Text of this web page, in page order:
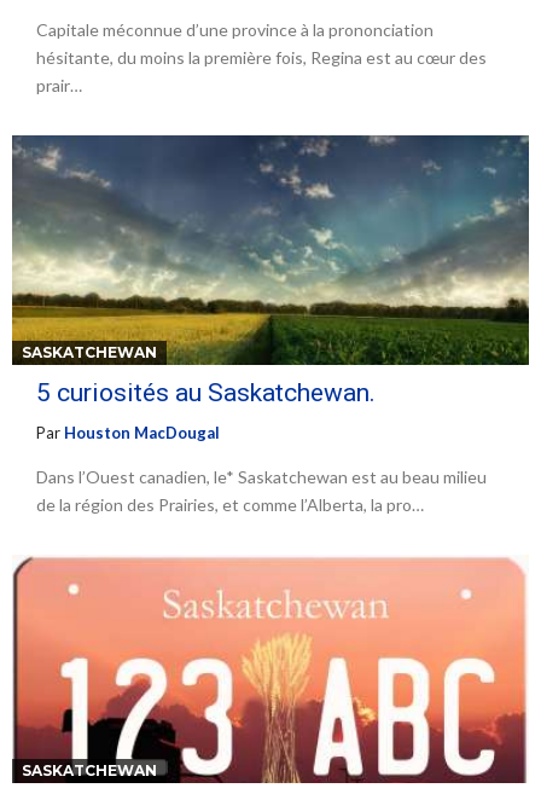
Capitale méconnue d’une province à la prononciation
hésitante, du moins la première fois, Regina est au cœur des
prair…
SASKATCHEWAN
5 curiosités au Saskatchewan.
Par Houston MacDougal
Dans l’Ouest canadien, le* Saskatchewan est au beau milieu
de la région des Prairies, et comme l’Alberta, la pro…
SASKATCHEWAN